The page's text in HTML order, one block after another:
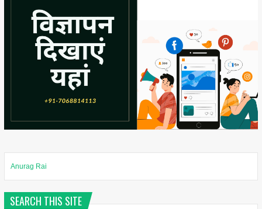
Anurag Rai
SEARCH THIS SITE